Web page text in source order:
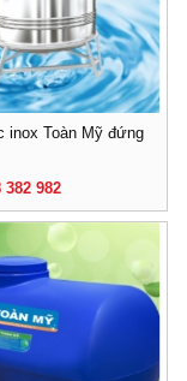
inox Toàn Mỹ đứng
382 982